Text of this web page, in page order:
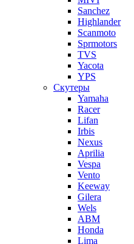
Sanchez
Highlander
Scanmoto
Sprmotors
TVS
Yacota
YPS
Скутеры
Yamaha
Racer
Lifan
Irbis
Nexus
Aprilia
Vespa
Vento
Keeway
Gilera
Wels
ABM
Honda
Lima